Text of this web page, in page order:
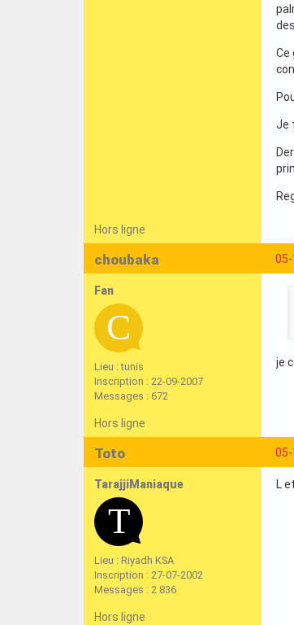
Ce
Je
Hors ligne
choubaka
Fan
Lieu : tunis
Inscription : 22-09-2007
Messages : 672
je
Hors ligne
Toto
TarajjiManiaque
Lieu : Riyadh KSA
Inscription : 27-07-2002
Messages : 2 836
L
Hors ligne